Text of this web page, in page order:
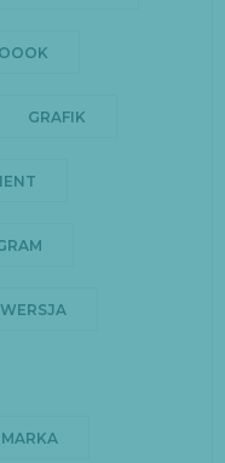
GRAFIK
MARKA